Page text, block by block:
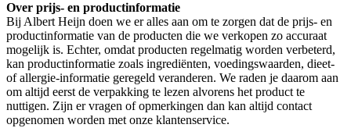
Over prijs- en productinformatie
Bij Albert Heijn doen we er alles aan om te zorgen dat de prijs- en
productinformatie van de producten die we verkopen zo accuraat
mogelijk is. Echter, omdat producten regelmatig worden verbeterd,
kan productinformatie zoals ingrediënten, voedingswaarden, dieet-
of allergie-informatie geregeld veranderen. We raden je daarom aan
om altijd eerst de verpakking te lezen alvorens het product te
nuttigen. Zijn er vragen of opmerkingen dan kan altijd contact
opgenomen worden met onze klantenservice.